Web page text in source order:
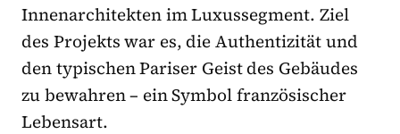
Innenarchitekten im Luxussegment. Ziel
des Projekts war es, die Authentizität und
den typischen Pariser Geist des Gebäudes
zu bewahren – ein Symbol französischer
Lebensart.